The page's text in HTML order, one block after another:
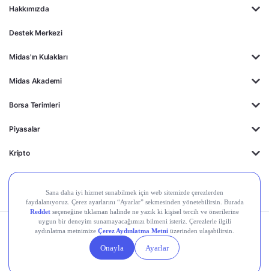
Hakkımızda
Destek Merkezi
Midas'ın Kulakları
Midas Akademi
Borsa Terimleri
Piyasalar
Kripto
Ayrıcalıklar
Kişisel Verilerin
Gizlilik
Politikası
Yasal
Duyurular
Çerez